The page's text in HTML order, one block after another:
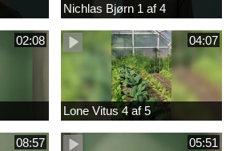
Nichlas Bjørn 1 af 4
02:08 04:07
Lone Vitus 4 af 5
08:57 05:51